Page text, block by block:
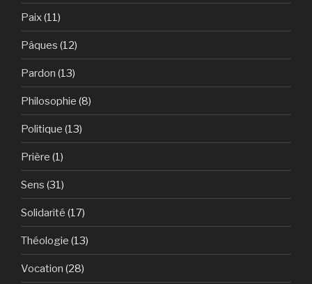
Paix(11)
Pâques (12)
Pardon (13)
Philosophie (8)
Politique (13)
Prière (1)
Sens (31)
Solidarité (17)
Théologie (13)
Vocation (28)